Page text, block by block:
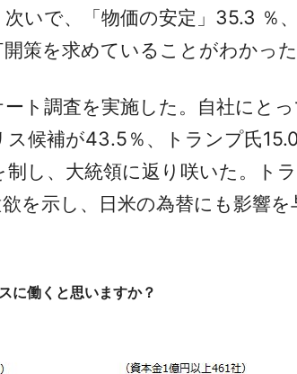
いで、「物価の安定」35.3 ％
策を求めていることがわかった
ト調査を実施した。自社にと
候補が43.5％、トランプ氏
し、大統領に返り咲いた。ト
を示し、日米の為替にも影響を
に働くと思いますか？